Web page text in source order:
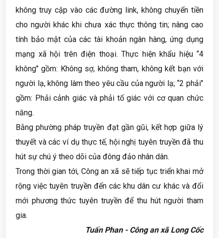
không truy cập vào các đường link, không chuyển tiền
cho người khác khi chưa xác thực thông tin; nâng cao
tính bảo mật của các tài khoản ngân hàng, ứng dụng
mạng xã hội trên điện thoại. Thực hiện khẩu hiệu “4
không’’ gồm: Không sợ, không tham, không kết bạn với
người lạ, không làm theo yêu cầu của người lạ; “2 phải’’
gồm: Phải cảnh giác và phải tố giác với cơ quan chức
năng.
Bằng phường pháp truyền đạt gần gũi, kết hợp giữa lý
thuyết và các ví dụ thực tế, hội nghị tuyên truyền đã thu
hút sự chú ý theo dõi của đông đảo nhân dân.
Trong thời gian tới, Công an xã sẽ tiếp tục triển khai mở
rộng việc tuyên truyền đến các khu dân cư khác và đổi
mới phương thức tuyên truyền để thu hút người tham
gia.
Tuấn Phan - Công an xã Long Cốc